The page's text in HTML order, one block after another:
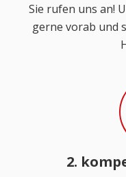
Sie rufen uns an!
gerne vorab und
2.